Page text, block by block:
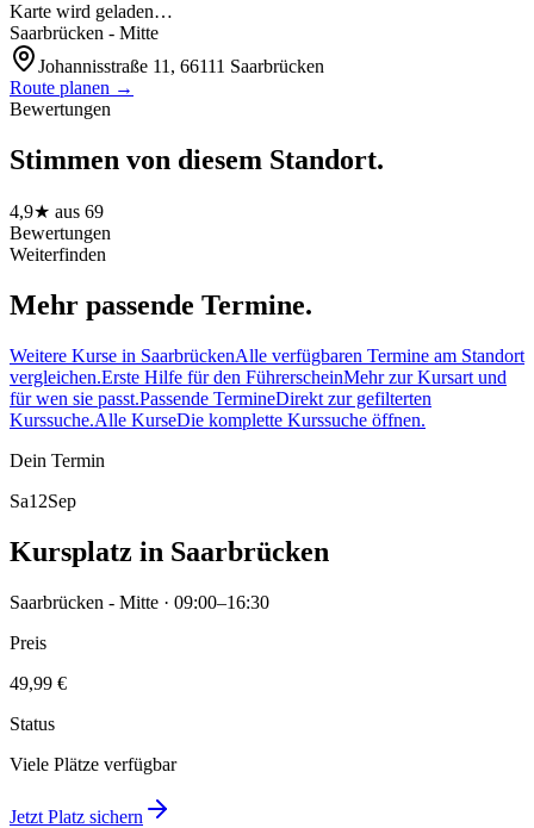
Karte wird geladen…
Saarbrücken - Mitte
Johannisstraße 11, 66111 Saarbrücken
Route planen →
Bewertungen
Stimmen von diesem Standort.
4,9★ aus 69
Bewertungen
Weiterfinden
Mehr passende Termine.
Weitere Kurse in SaarbrückenAlle verfügbaren Termine am Standort
vergleichen.Erste Hilfe für den FührerscheinMehr zur Kursart und
für wen sie passt.Passende TermineDirekt zur gefilterten
Kurssuche.Alle KurseDie komplette Kurssuche öffnen.
Dein Termin
Sa12Sep
Kursplatz in Saarbrücken
Saarbrücken - Mitte · 09:00–16:30
Preis
49,99 €
Status
Viele Plätze verfügbar
Jetzt Platz sichern